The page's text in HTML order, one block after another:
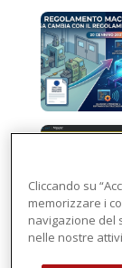
Cliccando su
memorizzare i
navigazione del
nelle nostre